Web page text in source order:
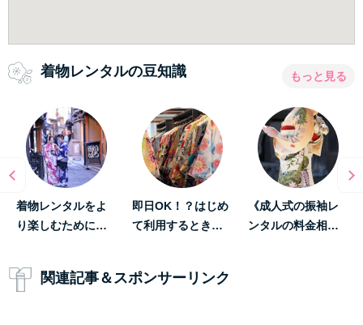
着物レンタルの豆知識 もっと見る
着物レンタルをよ
り楽しむために…
即日OK！？はじめ
て利用するとき…
《成人式の振袖レ
ンタルの料金相…
関連記事＆スポンサーリンク